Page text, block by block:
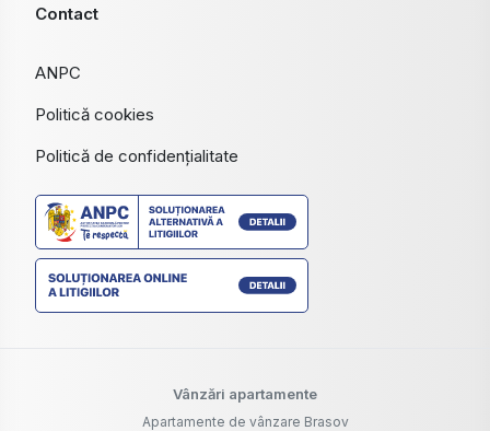
Contact
ANPC
Politică cookies
Politică de confidențialitate
Vânzări apartamente
Apartamente de vânzare Brasov